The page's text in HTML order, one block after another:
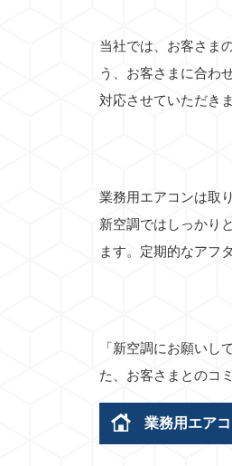
当社では、お客さま
う、お客さまに合わ
対応させていただき
業務用エアコンは取
新空調ではしっかり
ます。定期的なアフ
「新空調にお願い
た、お客さまとのコ
業務用エア